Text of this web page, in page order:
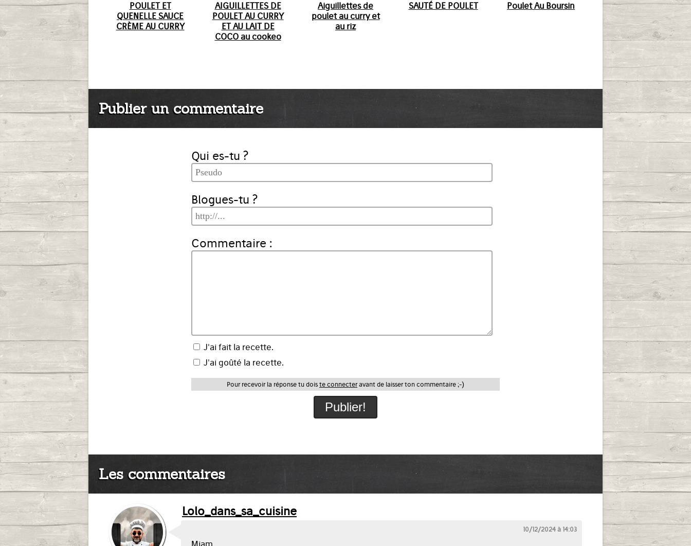
POULET ET
QUENELLE SAUCE
CRÈME AU CURRY
AIGUILLETTES DE
POULET AU CURRY
ET AU LAIT DE
COCO au cookeo
Aiguillettes de
poulet au curry et
au riz
SAUTÉ DE POULET Poulet Au Boursin
Publier un commentaire
Qui es-tu ?
Blogues-tu ?
Commentaire :
J'ai fait la recette.
J'ai goûté la recette.
Pour recevoir la réponse tu dois te connecteravant de laisser ton commentaire ;-)
Les commentaires
Lolo_dans_sa_cuisine
10/12/2024 à 14:03
Miam